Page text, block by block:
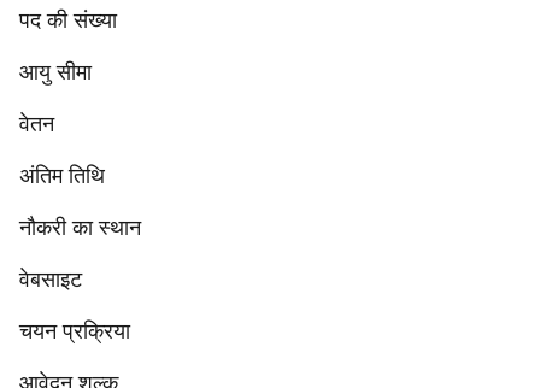
पद की संख्या
आयु सीमा
वेतन
अंतिम तिथि
नौकरी का स्थान
वेबसाइट
चयन प्रक्रिया
आवेदन शुल्क